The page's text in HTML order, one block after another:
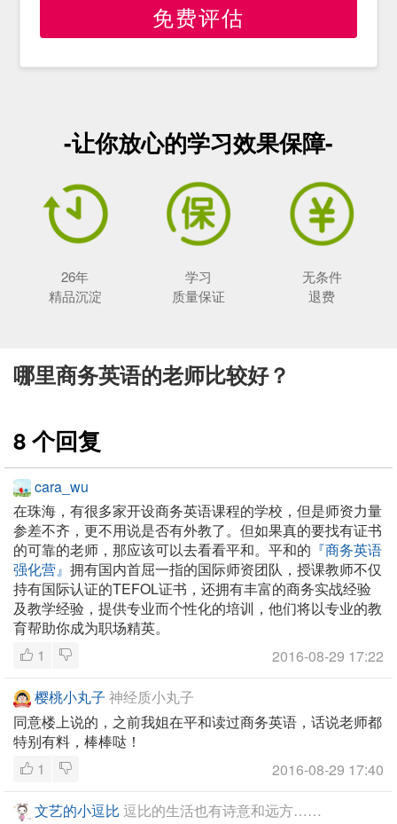
免费评估
-让你放心的学习效果保障-
26年
精品沉淀
学习
质量保证
无条件
退费
哪里商务英语的老师比较好？
8 个回复
cara_wu
在珠海，有很多家开设商务英语课程的学校，但是师资力量
参差不齐，更不用说是否有外教了。但如果真的要找有证书
的可靠的老师，那应该可以去看看平和。平和的 『商务英语
强化营』 拥有国内首屈一指的国际师资团队，授课教师不仅
持有国际认证的TEFOL证书，还拥有丰富的商务实战经验
及教学经验，提供专业而个性化的培训，他们将以专业的教
育帮助你成为职场精英。
1
2016-08-29 17:22
樱桃小丸子 神经质小丸子
同意楼上说的，之前我姐在平和读过商务英语，话说老师都
特别有料，棒棒哒！
1
2016-08-29 17:40
文艺的小逗比 逗比的生活也有诗意和远方……